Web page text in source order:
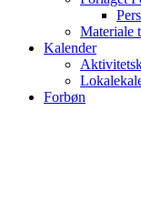
Materiale
Kalender
Forbøn